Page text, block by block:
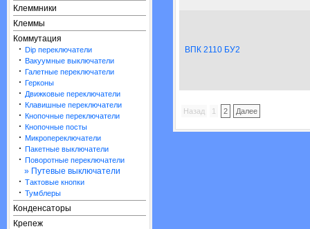
Клеммники
Клеммы
Коммутация
· Dip переключатели
· Вакуумные выключатели
· Галетные переключатели
· Герконы
· Движковые переключатели
· Клавишные переключатели
· Кнопочные переключатели
· Кнопочные посты
· Микропереключатели
· Пакетные выключатели
· Поворотные переключатели
» Путевые выключатели
· Тактовые кнопки
· Тумблеры
Конденсаторы
Крепеж
ВПК 2110 БУ2
Назад 1 2 Далее